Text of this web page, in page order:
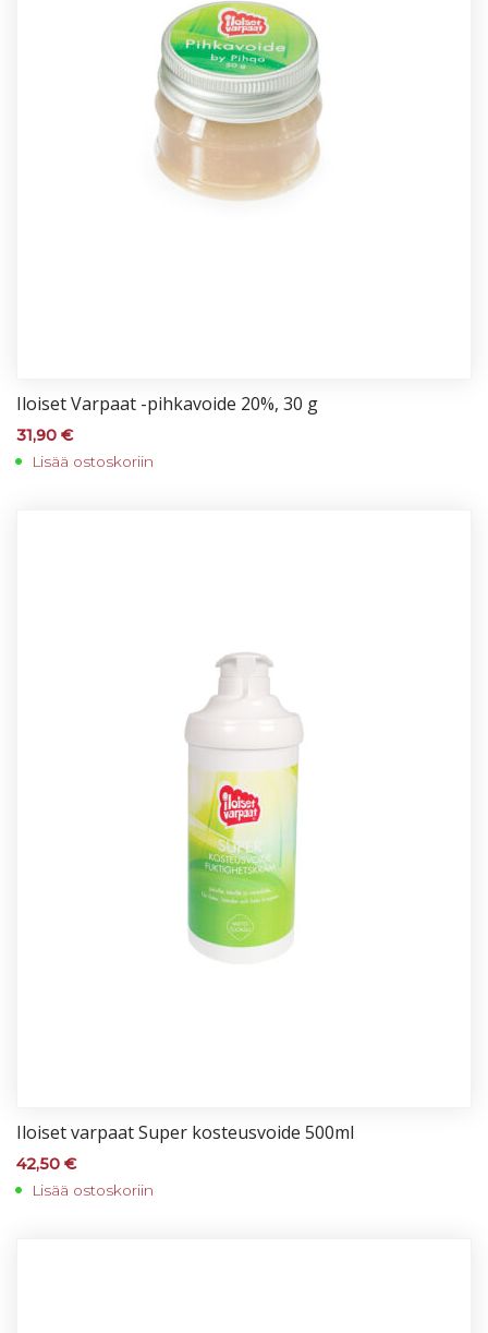
Iloi­set Var­paat -pih­ka­voi­de 20%, 30 g
31,90 €
Lisää ostoskoriin
Iloi­set var­paat Su­per kos­teus­voi­de 500ml
42,50 €
Lisää ostoskoriin